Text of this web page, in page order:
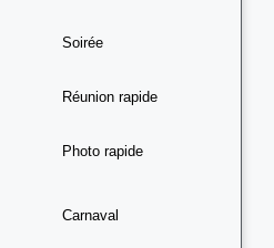
Soirée
Réunion rapide
Photo rapide
Carnaval